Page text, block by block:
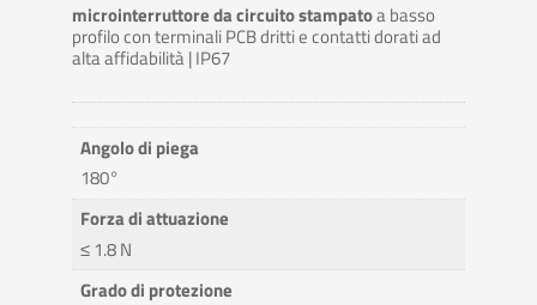
microinterruttore da circuito stampatoa basso
profilo con terminali PCB dritti e contatti dorati ad
alta affidabilità | IP67
Angolo di piega
180°
Forza di attuazione
≤ 1.8 N
Grado di protezione